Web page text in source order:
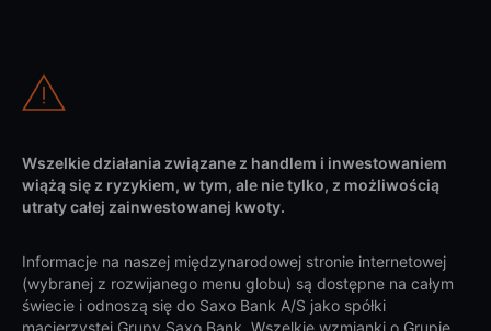
Wszelkie działania związane z handlem i inwestowaniem
wiążą się z ryzykiem, w tym, ale nie tylko, z możliwością
utraty całej zainwestowanej kwoty.
Informacje na naszej międzynarodowej stronie internetowej
(wybranej z rozwijanego menu globu) są dostępne na całym
świecie i odnoszą się do Saxo Bank A/S jako spółki